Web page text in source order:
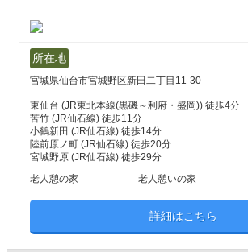
所在地
宮城県仙台市宮城野区新田二丁目11-30
東仙台 (JR東北本線(黒磯～利府・盛岡)) 徒歩4分
苦竹 (JR仙石線) 徒歩11分
小鶴新田 (JR仙石線) 徒歩14分
陸前原ノ町 (JR仙石線) 徒歩20分
宮城野原 (JR仙石線) 徒歩29分
老人憩の家
老人憩いの家
詳細はこちら